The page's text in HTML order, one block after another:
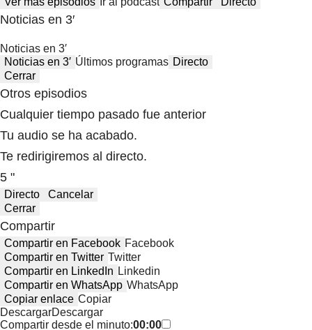
Noticias en 3′
Noticias en 3′
Noticias en 3′ Últimos programas Directo
Cerrar
Otros episodios
Cualquier tiempo pasado fue anterior
Tu audio se ha acabado.
Te redirigiremos al directo.
5 "
Directo
Cancelar
Cerrar
Compartir
Compartir en Facebook Facebook
Compartir en Twitter Twitter
Compartir en LinkedIn Linkedin
Compartir en WhatsApp WhatsApp
Copiar enlace Copiar
DescargarDescargar
Compartir desde el minuto:00:00